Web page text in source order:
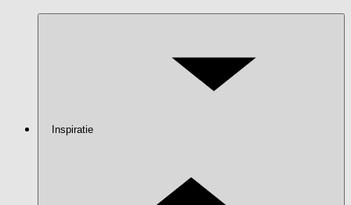
Inspiratie